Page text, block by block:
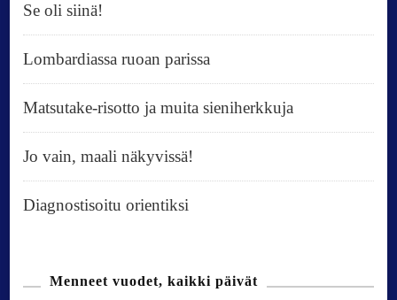
Se oli siinä!
Lombardiassa ruoan parissa
Matsutake-risotto ja muita sieniherkkuja
Jo vain, maali näkyvissä!
Diagnostisoitu orientiksi
Menneet vuodet, kaikki päivät